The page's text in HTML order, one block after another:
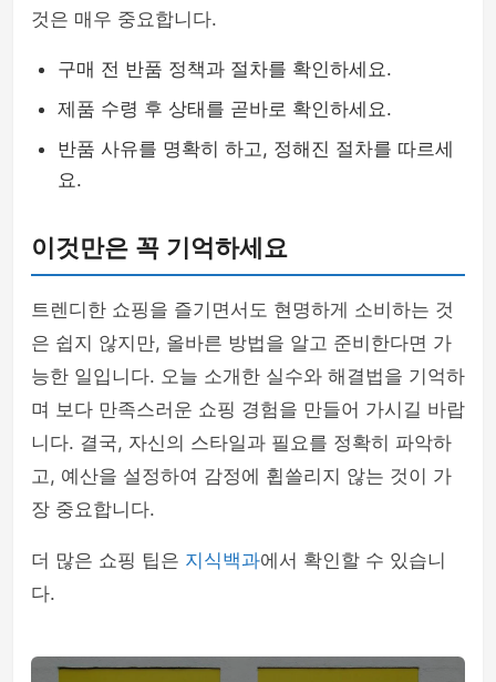
것은 매우 중요합니다.
구매 전 반품 정책과 절차를 확인하세요.
제품 수령 후 상태를 곧바로 확인하세요.
반품 사유를 명확히 하고, 정해진 절차를 따르세
요.
이것만은 꼭 기억하세요
트렌디한 쇼핑을 즐기면서도 현명하게 소비하는 것
은 쉽지 않지만, 올바른 방법을 알고 준비한다면 가
능한 일입니다. 오늘 소개한 실수와 해결법을 기억하
며 보다 만족스러운 쇼핑 경험을 만들어 가시길 바랍
니다. 결국, 자신의 스타일과 필요를 정확히 파악하
고, 예산을 설정하여 감정에 휩쓸리지 않는 것이 가
장 중요합니다.
더 많은 쇼핑 팁은 지식백과에서 확인할 수 있습니
다.